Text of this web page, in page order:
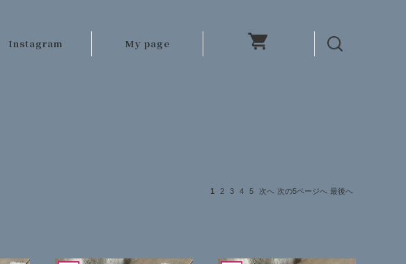
Instagram My page
1 2 3 4 5 次へ 次の5ページへ 最後へ